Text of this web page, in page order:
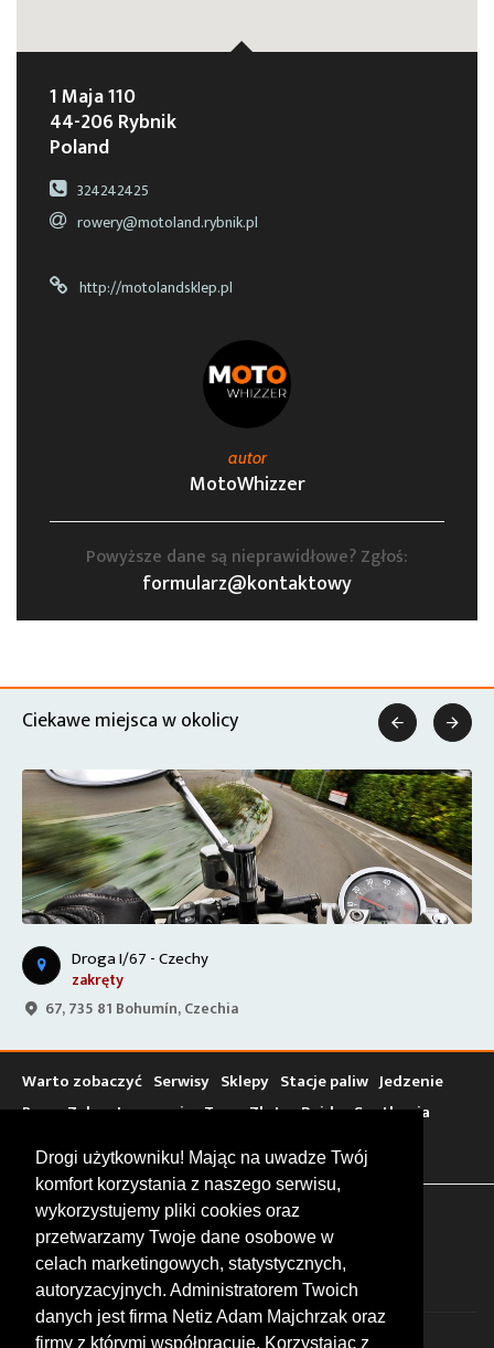
Drogi użytkowniku! Mając na uwadze Twój
komfort korzystania z naszego serwisu,
wykorzystujemy pliki cookies oraz
przetwarzamy Twoje dane osobowe w
celach marketingowych, statystycznych,
autoryzacyjnych. Administratorem Twoich
danych jest firma Netiz Adam Majchrzak oraz
firmy z którymi współpracuje. Korzystając z
1 Maja 110
44-206 Rybnik
Poland
324242425
rowery@motoland.rybnik.pl
http://motolandsklep.pl
autor
MotoWhizzer
Powyższe dane są nieprawidłowe? Zgłoś:
formularz@kontaktowy
Ciekawe miejsca w okolicy
Droga I/67 - Czechy
zakręty
67, 735 81 Bohumín, Czechia
 
Warto zobaczyć Serwisy Sklepy Stacje paliw Jedzenie
Bary Zakwaterowanie Tory Zloty Rajdy Spotkania
Targi
Giełdy Szkolenia
FOLLOW US